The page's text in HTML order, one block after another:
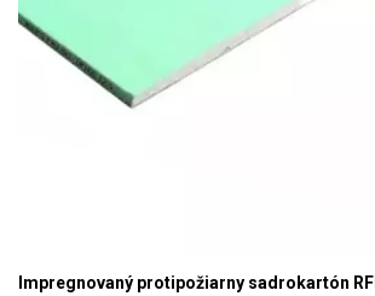
Impregnovaný protipožiarny sadrokartón RFI